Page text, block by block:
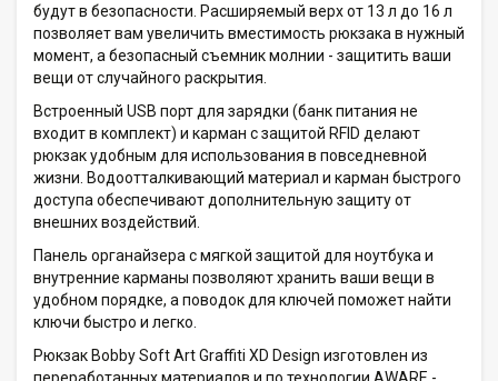
будут в безопасности. Расширяемый верх от 13 л до 16 л
позволяет вам увеличить вместимость рюкзака в нужный
момент, а безопасный съемник молнии - защитить ваши
вещи от случайного раскрытия.
Встроенный USB порт для зарядки (банк питания не
входит в комплект) и карман с защитой RFID делают
рюкзак удобным для использования в повседневной
жизни. Водоотталкивающий материал и карман быстрого
доступа обеспечивают дополнительную защиту от
внешних воздействий.
Панель органайзера с мягкой защитой для ноутбука и
внутренние карманы позволяют хранить ваши вещи в
удобном порядке, а поводок для ключей поможет найти
ключи быстро и легко.
Рюкзак Bobby Soft Art Graffiti XD Design изготовлен из